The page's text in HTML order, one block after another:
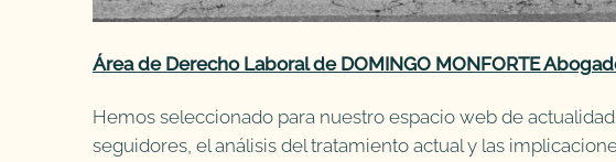
Área de Derecho Laboral de DOMINGO MONFORTE
Hemos seleccionado para nuestro espacio web de
seguidores, el análisis del tratamiento actual y las